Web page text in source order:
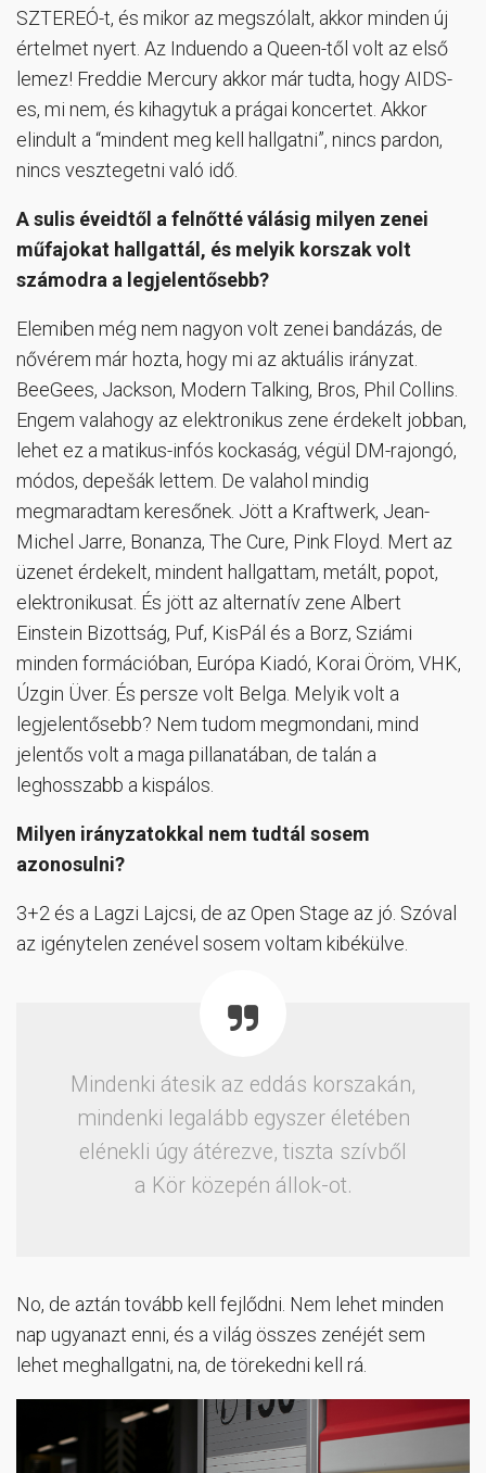
SZTEREÓ-t, és mikor az megszólalt, akkor minden új
értelmet nyert. Az Induendo a Queen-től volt az első
lemez! Freddie Mercury akkor már tudta, hogy AIDS-
es, mi nem, és kihagytuk a prágai koncertet. Akkor
elindult a “mindent meg kell hallgatni”, nincs pardon,
nincs vesztegetni való idő.
A sulis éveidtől a felnőtté válásig milyen zenei
műfajokat hallgattál, és melyik korszak volt
számodra a legjelentősebb?
Elemiben még nem nagyon volt zenei bandázás, de
nővérem már hozta, hogy mi az aktuális irányzat.
BeeGees, Jackson, Modern Talking, Bros, Phil Collins.
Engem valahogy az elektronikus zene érdekelt jobban,
lehet ez a matikus-infós kockaság, végül DM-rajongó,
módos, depešák lettem. De valahol mindig
megmaradtam keresőnek. Jött a Kraftwerk, Jean-
Michel Jarre, Bonanza, The Cure, Pink Floyd. Mert az
üzenet érdekelt, mindent hallgattam, metált, popot,
elektronikusat. És jött az alternatív zene Albert
Einstein Bizottság, Puf, KisPál és a Borz, Sziámi
minden formációban, Európa Kiadó, Korai Öröm, VHK,
Úzgin Üver. És persze volt Belga. Melyik volt a
legjelentősebb? Nem tudom megmondani, mind
jelentős volt a maga pillanatában, de talán a
leghosszabb a kispálos.
Milyen irányzatokkal nem tudtál sosem
azonosulni?
3+2 és a Lagzi Lajcsi, de az Open Stage az jó. Szóval
az igénytelen zenével sosem voltam kibékülve.
Mindenki átesik az eddás korszakán,
mindenki legalább egyszer életében
elénekli úgy átérezve, tiszta szívből
a Kör közepén állok-ot.
No, de aztán tovább kell fejlődni. Nem lehet minden
nap ugyanazt enni, és a világ összes zenéjét sem
lehet meghallgatni, na, de törekedni kell rá.